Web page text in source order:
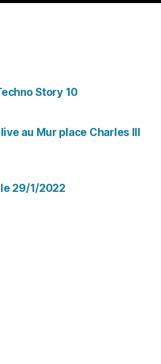
Story 10
au Mur place Charles III
29/1/2022